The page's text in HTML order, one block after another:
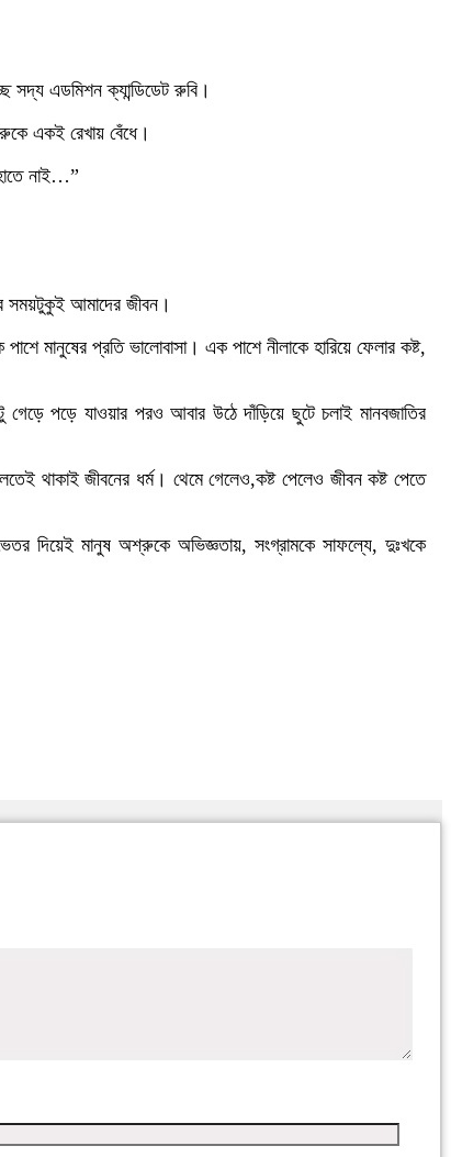
সদ্য এডমিশন ক্যান্ডিডেট রুবি।
একই রেখায় বেঁধে।
নাই…”
সময়টুকুই আমাদের জীবন।
মানুষের প্রতি ভালোবাসা। এক পাশে নীলাকে হারিয়ে ফেলার কষ্ট,
পড়ে যাওয়ার পরও আবার উঠে দাঁড়িয়ে ছুটে চলাই মানবজাতির
থাকাই জীবনের ধর্ম। থেমে গেলেও,কষ্ট পেলেও জীবন কষ্ট পেতে
দিয়েই মানুষ অশ্রুকে অভিজ্ঞতায়, সংগ্রামকে সাফল্যে, দুঃখকে